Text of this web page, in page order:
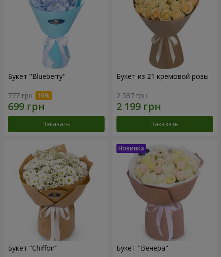
Букет "Blueberry"
777 грн
Заказать
Букет из 21 кремовой розы
2 587 грн
Заказать
Букет "Chiffon" Букет "Венера"